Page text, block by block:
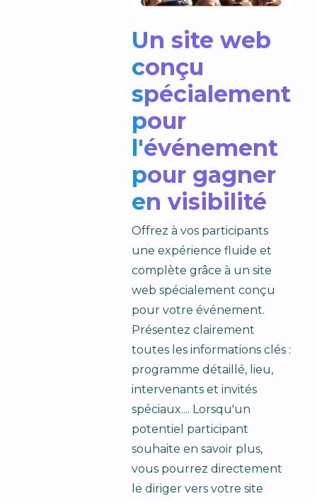
Un site web
conçu
spécialement
pour
l'événement
pour gagner
en visibilité
Offrez à vos participants
une expérience fluide et
complète grâce à un site
web spécialement conçu
pour votre événement.
Présentez clairement
toutes les informations clés :
programme détaillé, lieu,
intervenants et invités
spéciaux.... Lorsqu'un
potentiel participant
souhaite en savoir plus,
vous pourrez directement
le diriger vers votre site